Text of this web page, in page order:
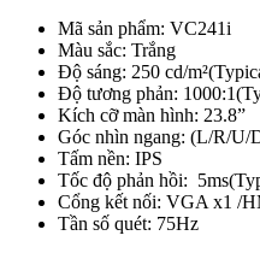
Mã sản phẩm: VC241i
Màu sắc: Trắng
Độ sáng: 250 cd/
Độ tương phản:
Kích cỡ màn hình: 23.8”
Góc nhìn ngang: (L/R/U/
Tấm nền: IPS
Tốc độ phản hồi:
Cổng kết nối: VGA x1 /
Tần số quét: 75Hz